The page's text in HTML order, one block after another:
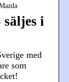
säljes i
med
som